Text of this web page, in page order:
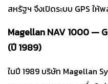
สหรัฐฯ จึงเปิดระบบ GPS ให้
Magellan NAV 1000 —
(ปี 1989)
ในปี 1989 บริษัท Magellan